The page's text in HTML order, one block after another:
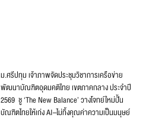
ม.ศรีปทุม เจ้าภาพจัดประชุมวิชาการเครือข่าย
พัฒนาบัณฑิตอุดมคติไทย เขตภาคกลาง ประจำปี
2569 ชู ‘The New Balance’ วางโจทย์ใหม่ปั้น
บัณฑิตไทยให้เก่ง AI–ไม่ทิ้งคุณค่าความเป็นมนุษย์